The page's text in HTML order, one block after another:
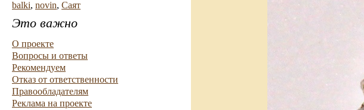
balki, novin, Саят
Это важно
О проекте
Вопросы и ответы
Рекомендуем
Отказ от ответственности
Правообладателям
Реклама на проекте